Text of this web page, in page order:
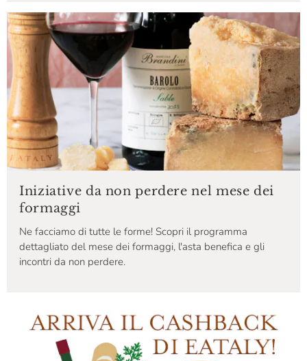
Iniziative da non perdere nel mese dei
formaggi
Ne facciamo di tutte le forme! Scopri il programma
dettagliato del mese dei formaggi, l'asta benefica e gli
incontri da non perdere.